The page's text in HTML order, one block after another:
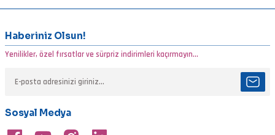
Ürün resmi kalitesiz, bozuk veya görüntülenemiyor.
Ürün açıklamasında eksik bilgiler bulunuyor.
Ürün fiyatı diğer sitelerden daha pahalı.
Bu ürüne benzer farklı alternatifler olmalı.
Haberiniz Olsun!
Yenilikler, özel fırsatlar ve sürpriz indirimleri kaçırmayın...
Sosyal Medya